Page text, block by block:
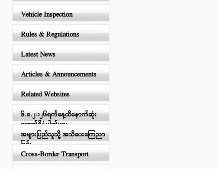
Vehicle Inspection
Rules & Regulations
Latest News
Articles & Announcements
Related Websites
၆.၈.၂၀၂၆ရက်နေ့ထိနောက်ဆုံး
ရောက်ရှိနံပါတ်များ
အများပြည်သူသို့ အသိပေးကြေညာ
ခြင်း
Cross-Border Transport